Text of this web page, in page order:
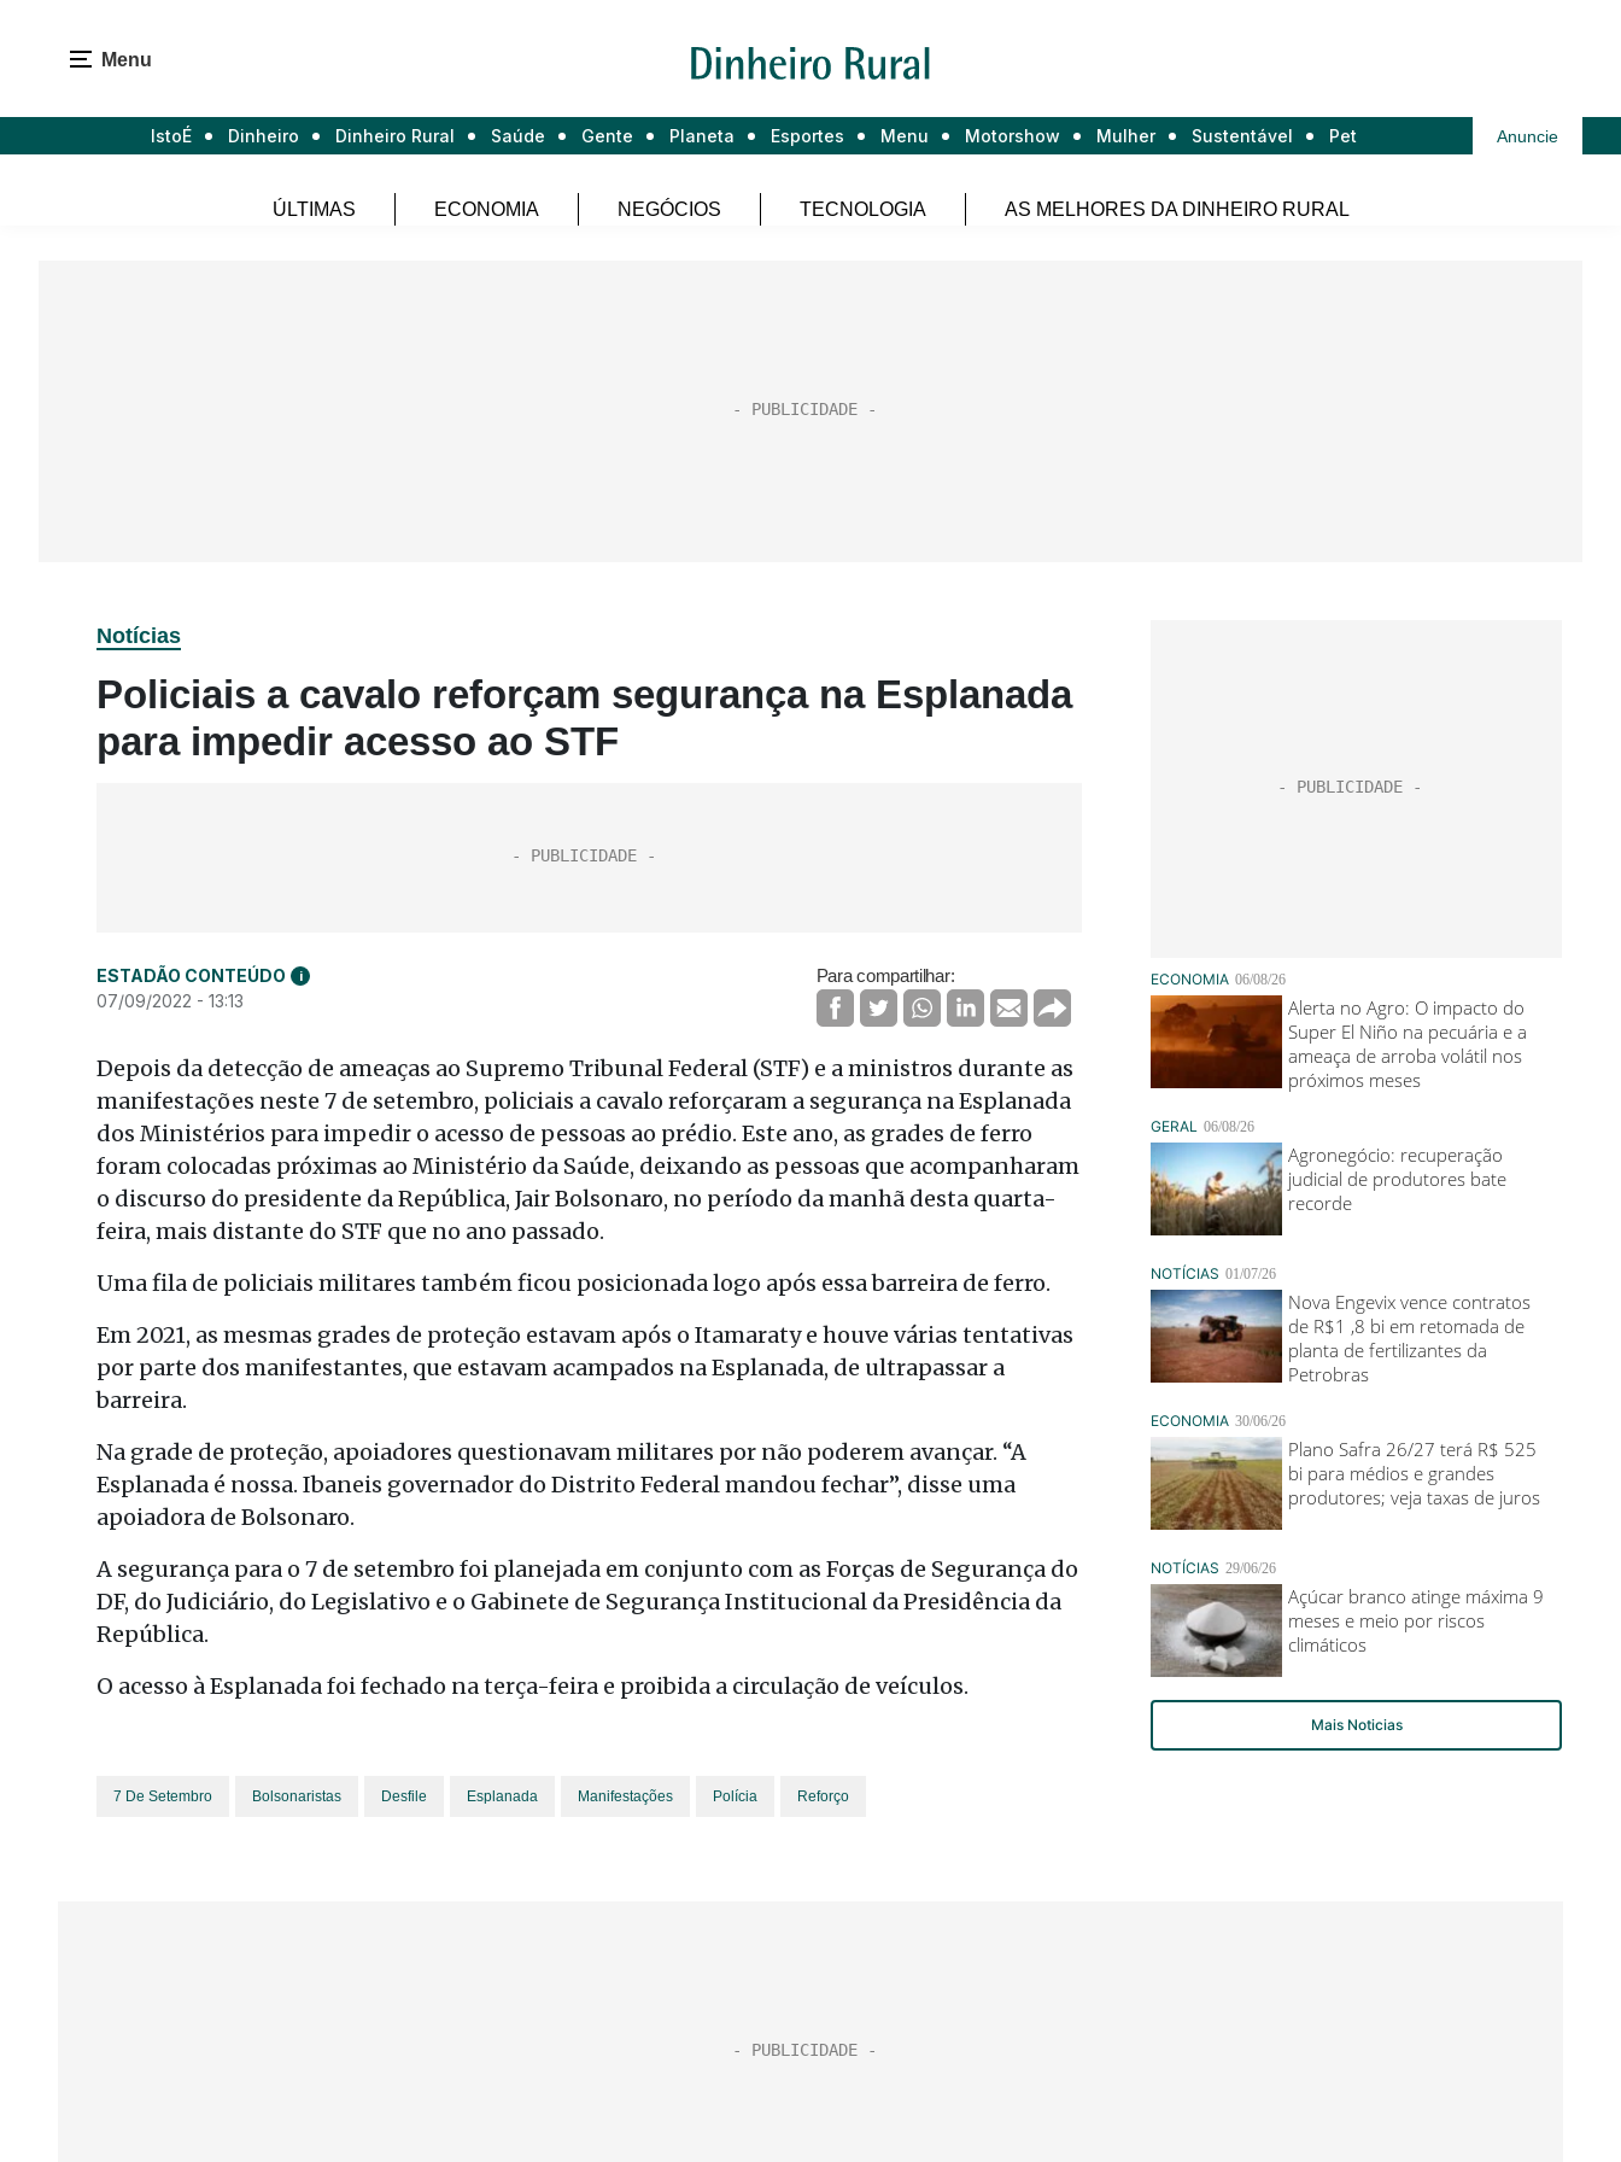
Menu
IstoÉ Dinheiro Dinheiro Rural Saúde Gente Planeta Esportes Menu Motorshow Mulher Sustentável Pet Anuncie
ÚLTIMAS ECONOMIA NEGÓCIOS TECNOLOGIA AS MELHORES DA DINHEIRO RURAL
Notícias
Policiais a cavalo reforçam segurança na Esplanada
para impedir acesso ao STF
ESTADÃO CONTEÚDO i
07/09/2022 - 13:13
Para compartilhar:
Depois da detecção de ameaças ao Supremo Tribunal Federal (STF) e a ministros durante as
manifestações neste 7 de setembro, policiais a cavalo reforçaram a segurança na Esplanada
dos Ministérios para impedir o acesso de pessoas ao prédio. Este ano, as grades de ferro
foram colocadas próximas ao Ministério da Saúde, deixando as pessoas que acompanharam
o discurso do presidente da República, Jair Bolsonaro, no período da manhã desta quarta-
feira, mais distante do STF que no ano passado.
Uma fila de policiais militares também ficou posicionada logo após essa barreira de ferro.
Em 2021, as mesmas grades de proteção estavam após o Itamaraty e houve várias tentativas
por parte dos manifestantes, que estavam acampados na Esplanada, de ultrapassar a
barreira.
Na grade de proteção, apoiadores questionavam militares por não poderem avançar. “A
Esplanada é nossa. Ibaneis governador do Distrito Federal mandou fechar”, disse uma
apoiadora de Bolsonaro.
A segurança para o 7 de setembro foi planejada em conjunto com as Forças de Segurança do
DF, do Judiciário, do Legislativo e o Gabinete de Segurança Institucional da Presidência da
República.
O acesso à Esplanada foi fechado na terça-feira e proibida a circulação de veículos.
7 De Setembro Bolsonaristas Desfile Esplanada Manifestações Polícia Reforço